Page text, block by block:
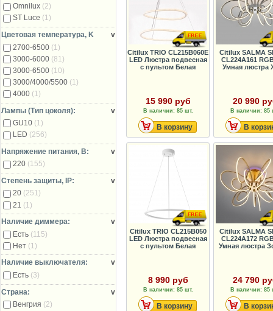
Omnilux (2)
ST Luce (1)
Цветовая температура, K
v
2700-6500 (1)
3000-6000 (81)
3000-6500 (10)
3000/4000/5500 (1)
4000 (1)
Лампы (Тип цоколя):
v
GU10 (1)
LED (256)
Напряжение питания, В:
v
220 (155)
Степень защиты, IP:
v
20 (251)
21 (1)
Наличие диммера:
v
Есть (115)
Нет (1)
Наличие выключателя:
v
Есть (3)
Страна:
v
Венгрия (2)
Citilux ТRIO CL215B060E
LED Люстра подвесная
с пультом Белая
15 990 руб
В наличии: 85 шт.
В корзину
Citilux SALMA
CL224A161
Умная люстра
20 990
В наличии: 85
В
Citilux TRIO CL215B050
LED Люстра подвесная
с пультом Белая
8 990 руб
В наличии: 85 шт.
В корзину
Citilux SALMA
CL224A172
Умная люстра
24 790
В наличии: 85
В